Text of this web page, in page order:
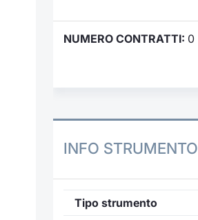
NUMERO CONTRATTI: 0
INFO STRUMENTO
Tipo strumento